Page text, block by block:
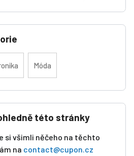
Móda
této stránky
si všimli něčeho na těchto
na contact@cupon.cz